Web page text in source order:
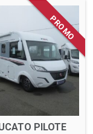
PILOTE